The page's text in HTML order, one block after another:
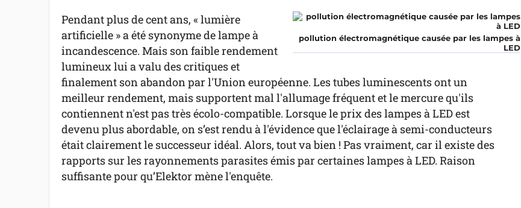
pollution électromagnétique causée par les lampes à
LED
Pendant plus de cent ans, « lumière
artificielle » a été synonyme de lampe à
incandescence. Mais son faible rendement
lumineux lui a valu des critiques et
finalement son abandon par l'Union européenne. Les tubes luminescents ont un
meilleur rendement, mais supportent mal l'allumage fréquent et le mercure qu'ils
contiennent n'est pas très écolo-compatible. Lorsque le prix des lampes à LED est
devenu plus abordable, on s’est rendu à l'évidence que l'éclairage à semi-conducteurs
était clairement le successeur idéal. Alors, tout va bien ! Pas vraiment, car il existe des
rapports sur les rayonnements parasites émis par certaines lampes à LED. Raison
suffisante pour qu’Elektor mène l'enquête.